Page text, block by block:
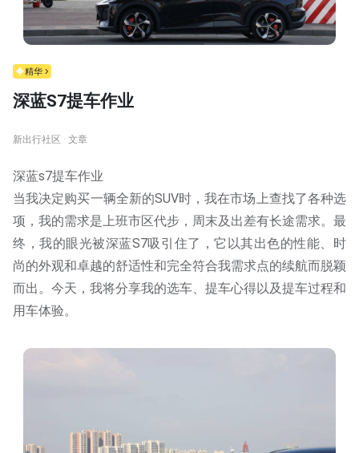
精华
深蓝S7提车作业
新出行社区 · 文章
深蓝s7提车作业
当我决定购买一辆全新的SUV时，我在市场上查找了各种选
项，我的需求是上班市区代步，周末及出差有长途需求。最
终，我的眼光被深蓝S7吸引住了，它以其出色的性能、时
尚的外观和卓越的舒适性和完全符合我需求点的续航而脱颖
而出。今天，我将分享我的选车、提车心得以及提车过程和
用车体验。